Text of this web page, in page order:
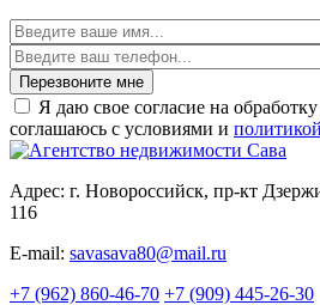
Имя
Перезвоните мне
Я даю свое согласие на
соглашаюсь с условиями и
Адрес: г. Новороссийск, пр-кт
116
E-mail: savasava80@mail.ru
+7 (962) 860-46-70 +7 (909) 445-26-30